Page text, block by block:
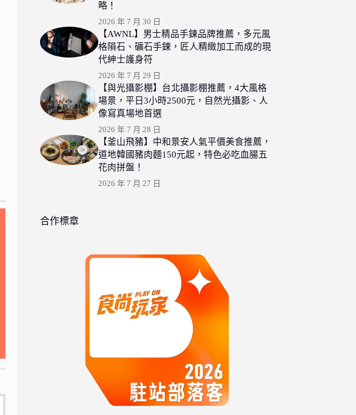
略！
2026 年 7 月 30 日
【AWNL】男士精品手鍊品牌推薦，多元風
格隕石、礦石手鍊，匠人精緻加工而成的現
代紳士護身符
2026 年 7 月 29 日
【與光攝影棚】台北攝影棚推薦，4大風格
場景，平日3小時2500元，自然光攝影、人
像寫真場地首選
2026 年 7 月 28 日
【釜山飛豬】中和景安人氣平價美食推薦，
道地韓國豬肉麵150元起，特色必吃血腸五
花肉拼盤！
2026 年 7 月 27 日
合作標章